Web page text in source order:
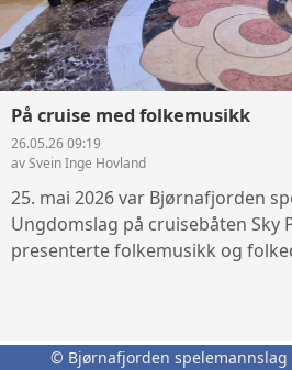
På cruise med folkemusikk
26.05.26 09:19
av Svein Inge Hovland
25. mai 2026 var Bjørnafjorden
Ungdomslag på cruisebåten Sky
presenterte folkemusikk og
© Bjørnafjorden